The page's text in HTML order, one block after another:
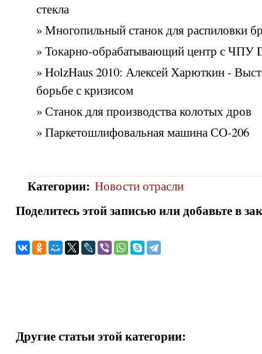
стекла
» Многопильный станок для распиловки
» Токарно-обрабатывающий центр с ЧПУ
» HolzHaus 2010: Алексей Харюткин -
борьбе с кризисом
» Станок для производства колотых дров
» Паркетошлифовальная машина СО-206
Категории: Новости отрасли
Поделитесь этой записью или добавьте в
Другие статьи этой категории: